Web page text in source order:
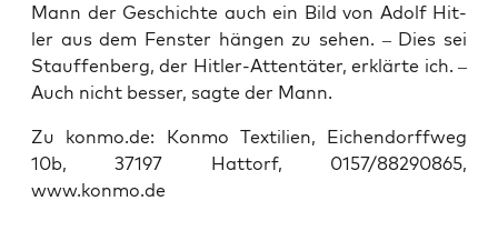
Mann der Geschich­te auch ein Bild von Adolf Hit­
ler aus dem Fens­ter hän­gen zu sehen. – Dies sei
Stauf­fen­berg, der Hit­ler-Atten­tä­ter, erklär­te ich. –
Auch nicht bes­ser, sag­te der Mann.
Zu konmo.de: Kon­mo Tex­ti­li­en, Eichen­dorff­weg
10b, 37197 Hat­torf, 0157/88290865,
www.konmo.de